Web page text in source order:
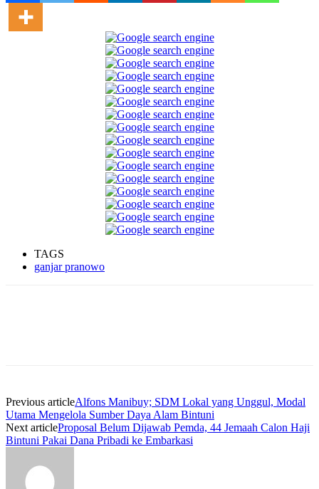
TAGS
ganjar pranowo
Previous articleAlfons Manibuy; SDM Lokal yang Unggul, Modal
Utama Mengelola Sumber Daya Alam Bintuni
Next articleProposal Belum Dijawab Pemda, 44 Jemaah Calon Haji
Bintuni Pakai Dana Pribadi ke Embarkasi